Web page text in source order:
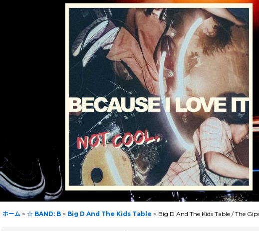
ホーム > ☆ BAND: B > Big D And The Kids Table > Big D And The Kids Table / The